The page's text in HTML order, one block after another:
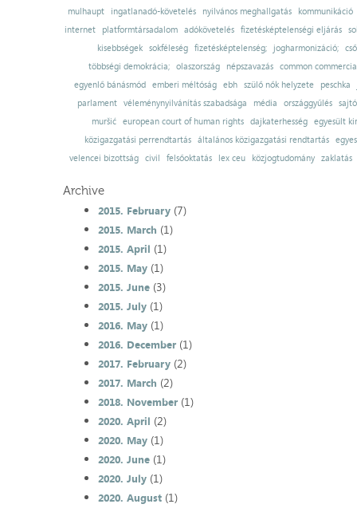
mulhaupt
ingatlanadó-követelés nyilvános meghallgatás
kommunikáció
internet
platformtársadalom adókövetelés fizetésképtelenségi eljárás
kisebbségek sokféleség fizetésképtelenség; jogharmonizáció;
többségi demokrácia; olaszország népszavazás common
egyenlő bánásmód emberi méltóság ebh szülő nők helyzete
peschka
parlament
véleménynyilvánítás szabadsága média országgyűlés
muršić
european court of human rights dajkaterhesség
egyesült
közigazgatási perrendtartás
általános közigazgatási rendtartás
velencei bizottság
civil felsőoktatás lex ceu közjogtudomány zaklatás
Archive
2015. February(7)
2015. March (1)
2015. April (1)
2015. May(1)
2015. June(3)
2015. July(1)
2016. May(1)
2016. December(1)
2017. February(2)
2017. March (2)
2018. November(1)
2020. April (2)
2020. May(1)
2020. June(1)
2020. July(1)
2020. August(1)